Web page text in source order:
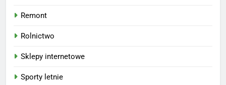
Remont
Rolnictwo
Sklepy internetowe
Sporty letnie